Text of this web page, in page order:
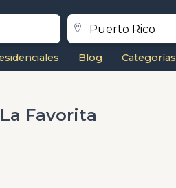
Blog Categorías
Favorita